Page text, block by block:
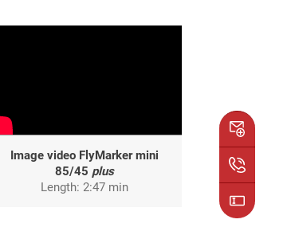
Image video FlyMarker mini
85/45 plus
Length: 2:47 min